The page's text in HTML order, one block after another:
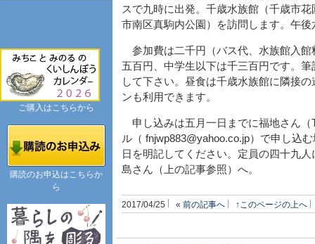
スで九時に出発。千歳水族館（千歳市
市南区真駒内公園）を訪問します。午
参加費は二千円（バス代、水族館入館
五百円、中学生以下は千三百円です。
して下さい。昼食は千歳水族館に隣接
ンも利用できます。
申し込みは五月一日までに福地さん
ル（ fnjwp883@yahoo.co.jp）で申し込
日を明記してください。定員の四十九
島さん（上の記事参照）へ。
2017/04/25 « 前の記事へ ↑このページの上へ
ご購入はこちらから
購読のお申込はこちらか
ら